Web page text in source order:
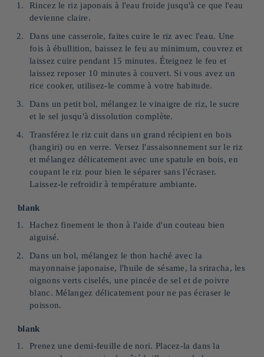
Rincez le riz japonais à l'eau froide jusqu'à ce que l'eau
devienne claire.
Dans une casserole, faites cuire le riz avec l'eau. Une
fois à ébullition, baissez le feu au minimum, couvrez et
laissez cuire pendant 15 minutes. Éteignez le feu et
laissez reposer 10 minutes à couvert. Si vous avez un
rice cooker, utilisez-le comme à votre habitude.
Dans un petit bol, mélangez le vinaigre de riz, le sucre
et le sel jusqu'à dissolution complète.
Transférez le riz cuit dans un grand récipient en bois
(hangiri) ou en verre. Versez l'assaisonnement sur le riz
et mélangez délicatement avec une spatule en bois, en
coupant le riz pour bien le séparer sans l'écraser.
Laissez-le refroidir à température ambiante.
blank
Hachez finement le thon à l'aide d'un couteau bien
aiguisé.
Dans un bol, mélangez le thon haché avec la
mayonnaise japonaise, l'huile de sésame, la sriracha, les
oignons verts ciselés, une pincée de sel et de poivre
blanc. Mélangez délicatement pour ne pas écraser le
poisson.
blank
Prenez une demi-feuille de nori. Placez-la dans la